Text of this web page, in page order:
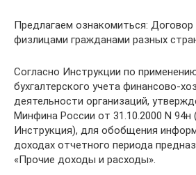
Предлагаем ознакомиться:
физлицами гражданами разных
Согласно Инструкции по
бухгалтерского учета финансово-
деятельности организаций,
Минфина России от 31.10.2000 N 94н
Инструкция), для обобщения
доходах отчетного периода
«Прочие доходы и расходы».